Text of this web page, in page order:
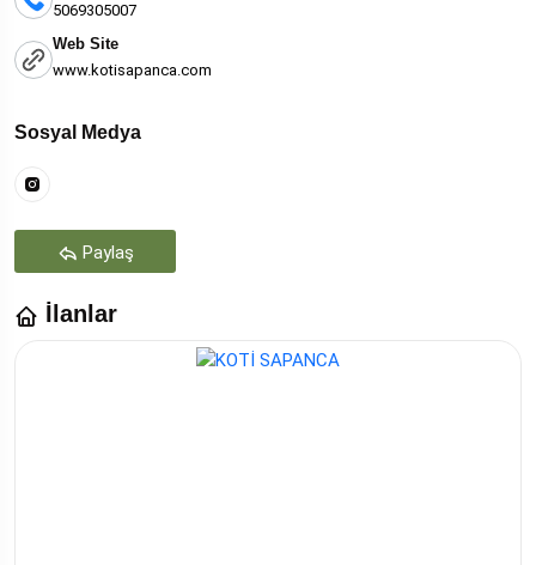
5069305007
Web Site
www.kotisapanca.com
Sosyal Medya
Paylaş
İlanlar